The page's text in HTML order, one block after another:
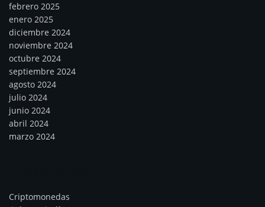
febrero 2025
enero 2025
diciembre 2024
noviembre 2024
octubre 2024
septiembre 2024
agosto 2024
julio 2024
junio 2024
abril 2024
marzo 2024
Criptomonedas